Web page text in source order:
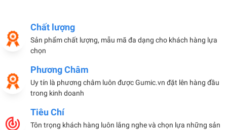
Chất lượng
Sản phẩm chất lượng, mẫu mã đa dạng cho khách hàng lựa
chọn
Phương Châm
Uy tín là phương châm luôn được Gumic.vn đặt lên hàng đầu
trong kinh doanh
Tiêu Chí
Tôn trọng khách hàng luôn lắng nghe và chọn lựa những sản